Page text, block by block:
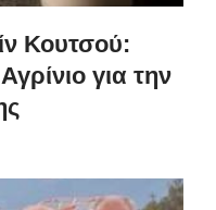
Κουτσού:
για την